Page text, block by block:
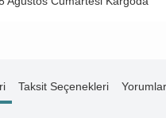
Taksit Seçenekleri